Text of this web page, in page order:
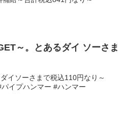
～。とあるダイ ソーさま
イソーさまで税込110円なり～
イプハンマー #ハンマー